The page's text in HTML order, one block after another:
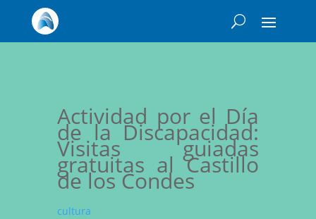
Actividad por el Día
de la Discapacidad:
Visitas guiadas
gratuitas al Castillo
de los Condes
cultura